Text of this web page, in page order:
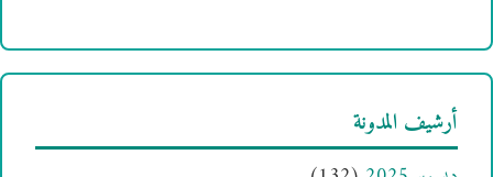
أرشيف المدونة